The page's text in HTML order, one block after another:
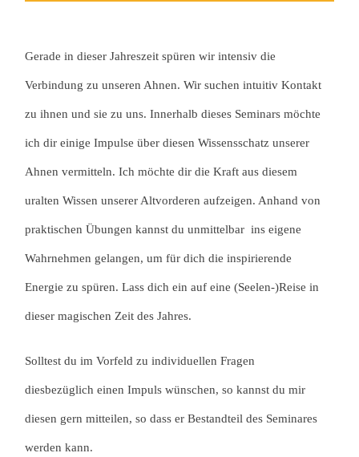
Gerade in dieser Jahreszeit spüren wir intensiv die
Verbindung zu unseren Ahnen. Wir suchen intuitiv Kontakt
zu ihnen und sie zu uns. Innerhalb dieses Seminars möchte
ich dir einige Impulse über diesen Wissensschatz unserer
Ahnen vermitteln. Ich möchte dir die Kraft aus diesem
uralten Wissen unserer Altvorderen aufzeigen. Anhand von
praktischen Übungen kannst du unmittelbar ins eigene
Wahrnehmen gelangen, um für dich die inspirierende
Energie zu spüren. Lass dich ein auf eine (Seelen-)Reise in
dieser magischen Zeit des Jahres.
Solltest du im Vorfeld zu individuellen Fragen
diesbezüglich einen Impuls wünschen, so kannst du mir
diesen gern mitteilen, so dass er Bestandteil des Seminares
werden kann.